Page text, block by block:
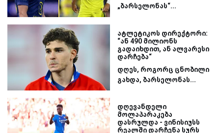
„ბარსელონას“...
ატლეტიკოს დირექტორი:
“ან 490 მილიონს
გადაიხდით, ან ალვარესი
დარჩება“
დღეს, როგორც ცნობილი
გახდა, ბარსელონას...
დღევანდელი
მოლაპარაკება
დასრულდა - ვინისიუსს
რეალში დარჩენა სურს